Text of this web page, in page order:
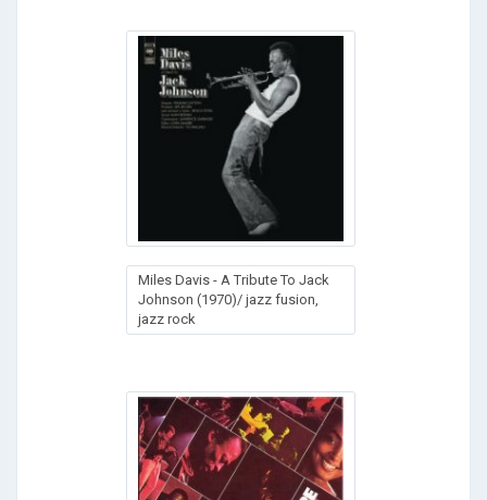
Miles Davis - A Tribute To Jack
Johnson (1970)/ jazz fusion,
jazz rock